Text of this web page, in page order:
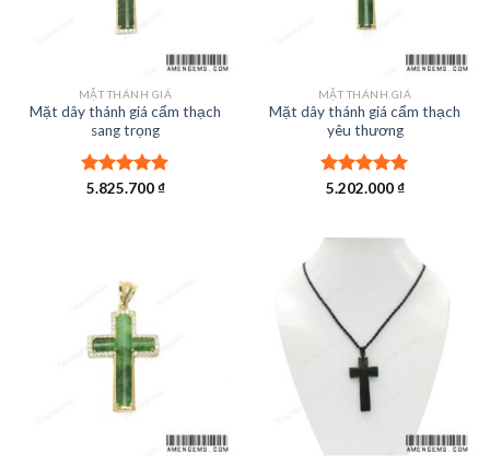
MẶT THÁNH GIÁ
Mặt dây thánh giá cẩm thạch
sang trọng
Được xếp
5.825.700₫
MẶT THÁNH GIÁ
Mặt dây thánh giá cẩm thạch
yêu thương
Được xếp
5.202.000₫